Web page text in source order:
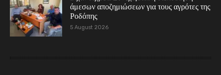
άμεσων αποζημιώσεων για τους αγρότες της
Ροδόπης
5 August 2026